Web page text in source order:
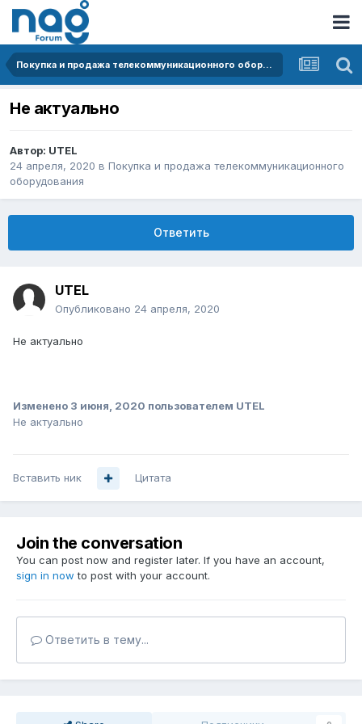
Покупка и продажа телекоммуникационного оборудования
Не актуально
Автор: UTEL
24 апреля, 2020 в Покупка и продажа телекоммуникационного
оборудования
Ответить
UTEL
Опубликовано 24 апреля, 2020
Не актуально
Изменено 3 июня, 2020 пользователем UTEL
Не актуально
Вставить ник Цитата
Join the conversation
You can post now and register later. If you have an account,
sign in now to post with your account.
Ответить в тему...